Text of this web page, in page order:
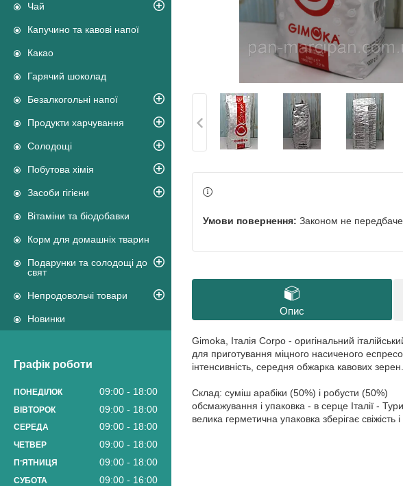
Чай
Капучино та кавові напої
Какао
Гарячий шоколад
Безалкогольні напої
Продукти харчування
Солодощі
Побутова хімія
Засоби гігієни
Вітаміни та біодобавки
Корм для домашніх тварин
Подарунки та солодощі до
свят
Непродовольчі товари
Новинки
Графік роботи
ПОНЕДІЛОК 09:00 18:00
ВІВТОРОК 09:00 18:00
СЕРЕДА 09:00 18:00
ЧЕТВЕР 09:00 18:00
ПʼЯТНИЦЯ 09:00 18:00
СУБОТА 09:00 16:00
Законом не
Опис
Gimoka, Італія Corpo - оригінальний
для приготування міцного насиченого
інтенсивність, середня обжарка кавових зерен.
Склад: суміш арабіки (50%) і робусти (50%)
обсмажування і упаковка - в серце Італії -
велика герметична упаковка зберігає